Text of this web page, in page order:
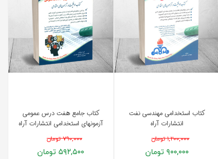
کتاب استخدامی مهندسی نفت
انتشارات آراه
۱,۲۰۰,۰۰۰ تومان
۹۰۰,۰۰۰ تومان
کتاب جامع هفت درس عمومی
آزمونهای استخدامی انتشارات آراه
۷۹۰,۰۰۰ تومان
۵۹۲,۵۰۰ تومان